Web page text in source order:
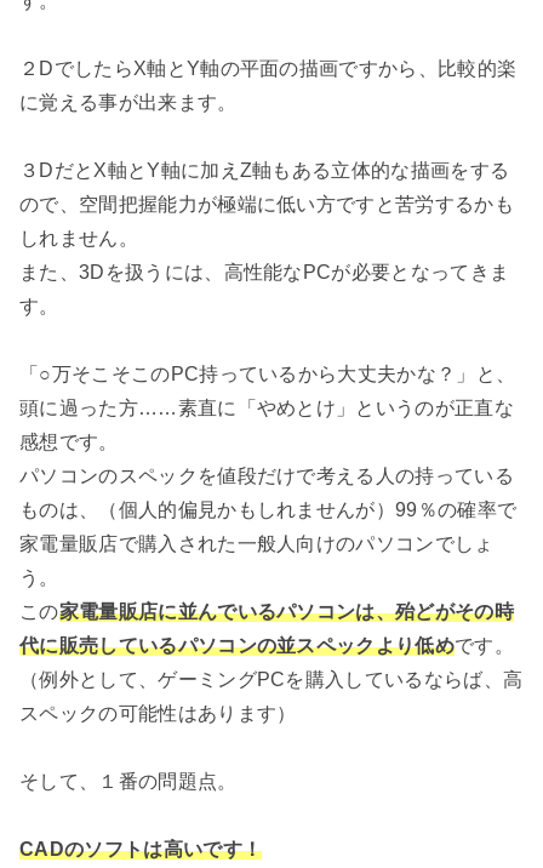
２DでしたらX軸とY軸の平面の描画ですから、比較的楽
に覚える事が出来ます。
３DだとX軸とY軸に加えZ軸もある立体的な描画をする
ので、空間把握能力が極端に低い方ですと苦労するかも
しれません。
また、3Dを扱うには、高性能なPCが必要となってきま
す。
「○万そこそこのPC持っているから大丈夫かな？」と、
頭に過った方……素直に「やめとけ」というのが正直な
感想です。
パソコンのスペックを値段だけで考える人の持っている
ものは、（個人的偏見かもしれませんが）99％の確率で
家電量販店で購入された一般人向けのパソコンでしょ
う。
この家電量販店に並んでいるパソコンは、殆どがその時
代に販売しているパソコンの並スペックより低めです。
（例外として、ゲーミングPCを購入しているならば、高
スペックの可能性はあります）
そして、１番の問題点。
CADのソフトは高いです！